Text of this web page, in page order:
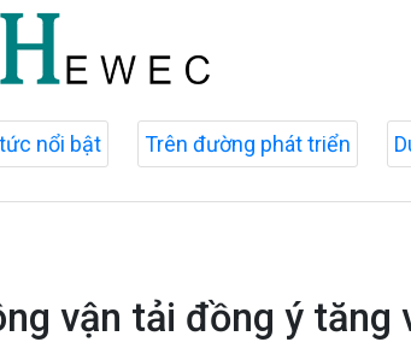
nổi bật Trên đường phát triển
vận tải đồng ý tăng